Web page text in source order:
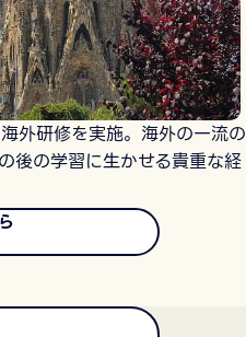
外研修を実施。海外の一流の
後の学習に生かせる貴重な経